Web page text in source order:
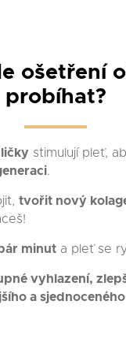
ošetření
probíhat?
stimulují pleť,
.
tvořit nový
minut a pleť se
vyhlazení,
a